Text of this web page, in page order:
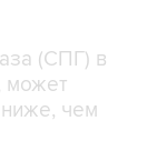
(СПГ) в
может
ниже, чем